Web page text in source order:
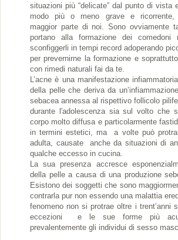
situazioni più “delicate” dal punto di vista
modo più o meno grave e ricorrente,
maggior parte di noi. Sono ovviamente
portano alla formazione dei comedoni
sconfiggerli in tempi record adoperando
per prevernirne la formazione e
con rimedi naturali fai da te.
L’acne è una manifestazione
della pelle che deriva da
sebacea annessa al rispettivo follicolo
durante l'adolescenza sia sul volto che
corpo molto diffusa e particolarmente
in termini estetici, ma a volte può
adulta, causate anche da situazioni di
qualche eccesso in cucina.
La sua presenza accresce
della pelle a causa di una produzione
Esistono dei soggetti che sono
contrarla pur non essendo una malattia
fenomeno non si protrae oltre i trent’anni
eccezioni e le sue forme più
prevalentemente gli individui di sesso